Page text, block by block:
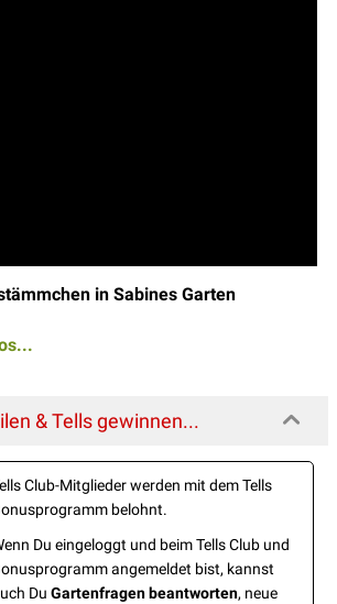
in Sabines Garten
& Tells gewinnen...
Club-Mitglieder werden mit dem Tells
belohnt.
Du eingeloggt und beim Tells Club und
angemeldet bist, kannst
Du Gartenfragen beantworten, neue